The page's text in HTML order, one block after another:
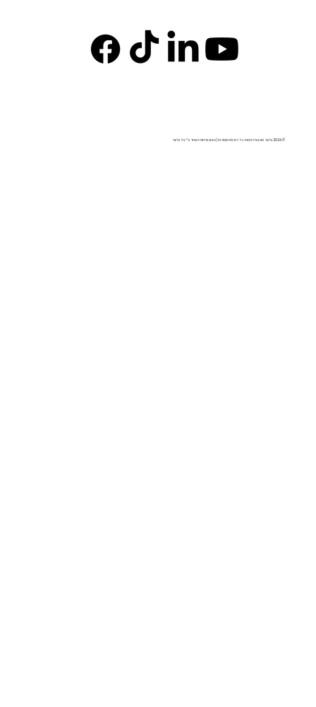
© 2026 בלובר סוכנות לביטוח. כל הזכויות שמורות | עיצוב ופיתוח האתר ע"י גיל בלובר